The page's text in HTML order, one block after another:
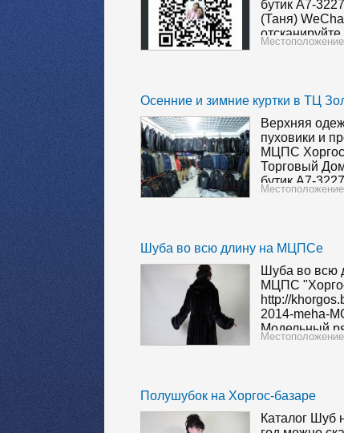
бутик A7-
(Таня)
фотографию
Осенние и зимние куртки в ТЦ
Верхняя
пуховики и
МЦПС
Торговый
бутик A7-
(Таня)
Шуба во всю длину на МЦПСе
Шуба во всю
МЦПС
http://
2014-meha-
Модельный
актуальными
Полушубок на Хоргос-базаре
Каталог Шуб